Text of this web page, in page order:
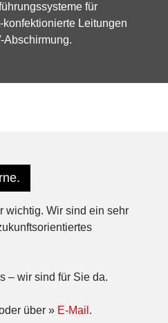
für
Leitungen
Abschirmung.
wichtig. Wir sind ein sehr
– wir sind für Sie da.
über » E-Mail .